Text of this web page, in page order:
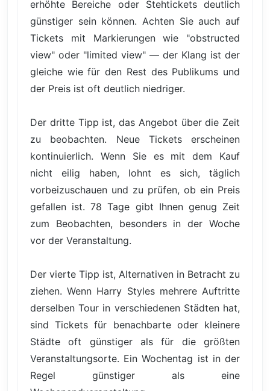
erhöhte Bereiche oder Stehtickets deutlich
günstiger sein können. Achten Sie auch auf
Tickets mit Markierungen wie "obstructed
view" oder "limited view" — der Klang ist der
gleiche wie für den Rest des Publikums und
der Preis ist oft deutlich niedriger.
Der dritte Tipp ist, das Angebot über die Zeit
zu beobachten. Neue Tickets erscheinen
kontinuierlich. Wenn Sie es mit dem Kauf
nicht eilig haben, lohnt es sich, täglich
vorbeizuschauen und zu prüfen, ob ein Preis
gefallen ist. 78 Tage gibt Ihnen genug Zeit
zum Beobachten, besonders in der Woche
vor der Veranstaltung.
Der vierte Tipp ist, Alternativen in Betracht zu
ziehen. Wenn Harry Styles mehrere Auftritte
derselben Tour in verschiedenen Städten hat,
sind Tickets für benachbarte oder kleinere
Städte oft günstiger als für die größten
Veranstaltungsorte. Ein Wochentag ist in der
Regel günstiger als eine